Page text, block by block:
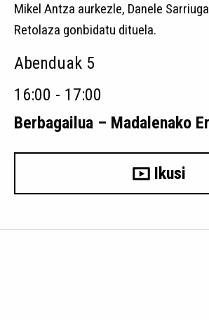
Mikel Antza aurkezle, Danele
Retolaza gonbidatu dituela.
Abenduak 5
16:00 - 17:00
Berbagailua – Madalenako
Ikusi